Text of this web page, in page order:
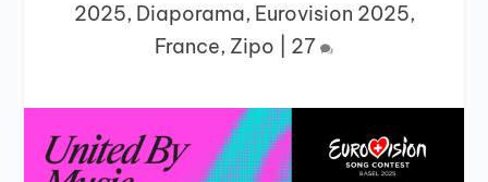
2025, Diaporama, Eurovision 2025,
France, Zipo 27